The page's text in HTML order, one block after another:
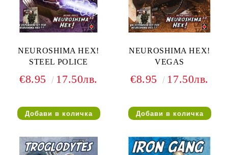
NEUROSHIMA HEX!
STEEL POLICE
€8.95 17.50лв.
NEUROSHIMA HEX!
VEGAS
€8.95 17.50лв.